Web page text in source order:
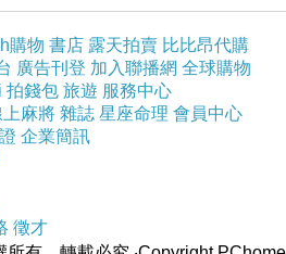
購物 書店 露天拍賣 比比昂代購
廣告刊登 加入聯播網 全球購物
拍錢包 旅遊 服務中心
上麻將 雜誌 星座命理 會員中心
企業簡訊
徵才